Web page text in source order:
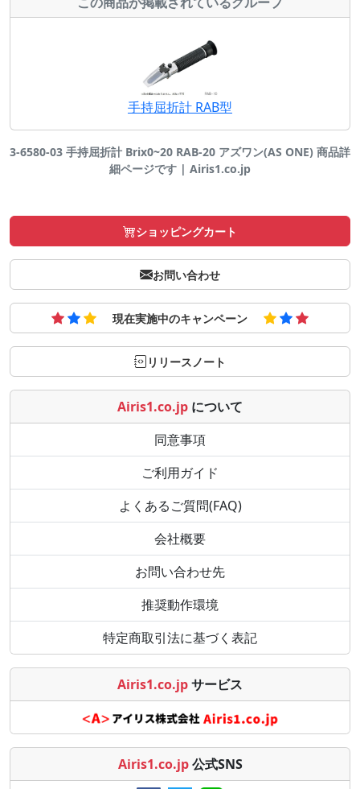
手持屈折計 RAB型
3-6580-03 手持屈折計 Brix0~20 RAB-20 アズワン(AS ONE) 商品詳
細ページです | Airis1.co.jp
ショッピングカート
お問い合わせ
現在実施中のキャンペーン
リリースノート
Airis1.co.jp について
同意事項
ご利用ガイド
よくあるご質問(FAQ)
会社概要
お問い合わせ先
推奨動作環境
特定商取引法に基づく表記
Airis1.co.jpサービス
Airis1.co.jp 公式SNS